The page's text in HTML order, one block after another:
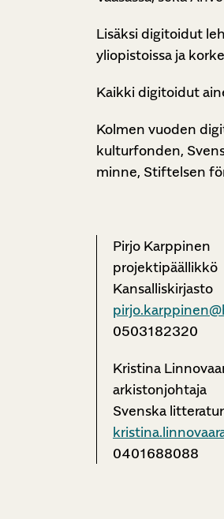
Lisäksi digitoidut
yliopistoissa ja
Kaikki digitoidut
Kolmen vuoden
kulturfonden,
minne, Stiftelsen
Pirjo Karppinen
projektipäällikkö
Kansalliskirjasto
0503182320
Kristina
arkistonjohtaja
Svenska
0401688088